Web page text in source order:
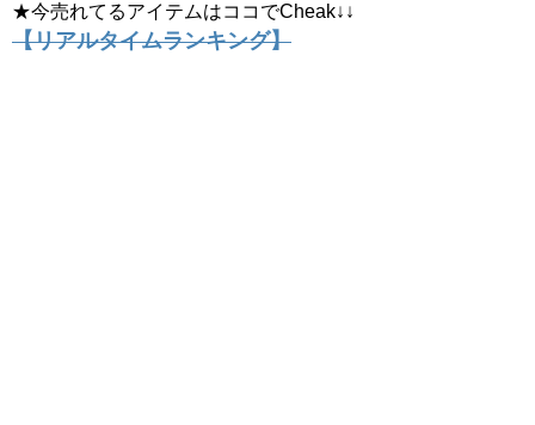
★今売れてるアイテムはココでCheak↓↓
【リアルタイムランキング】